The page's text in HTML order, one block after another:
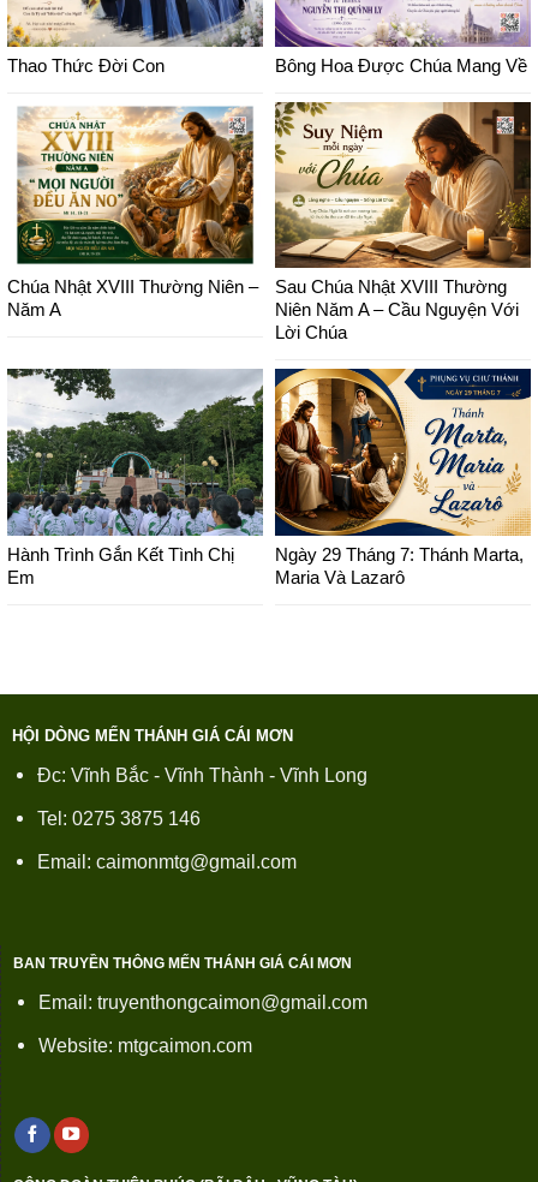
Thao Thức Đời Con Bông Hoa Được Chúa Mang Về
Chúa Nhật XVIII Thường Niên –
Năm A
Sau Chúa Nhật XVIII Thường
Niên Năm A – Cầu Nguyện Với
Lời Chúa
Hành Trình Gắn Kết Tình Chị
Em
Ngày 29 Tháng 7: Thánh Marta,
Maria Và Lazarô
HỘI DÒNG MẾN THÁNH GIÁ CÁI MƠN
Đc: Vĩnh Bắc - Vĩnh Thành - Vĩnh Long
Tel: 0275 3875 146
Email: caimonmtg@gmail.com
BAN TRUYỀN THÔNG MẾN THÁNH GIÁ CÁI MƠN
Email: truyenthongcaimon@gmail.com
Website: mtgcaimon.com